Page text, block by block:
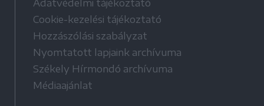
Adatvédelmi tájékoztató
Cookie-kezelési tájékoztató
Hozzászólási szabályzat
Nyomtatott lapjaink archívuma
Székely Hírmondó archívuma
Médiaajánlat